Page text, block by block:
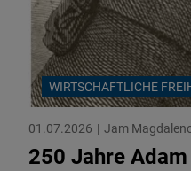
WIRTSCHAFTLICHE
01.07.2026 Jam
250 Jahre